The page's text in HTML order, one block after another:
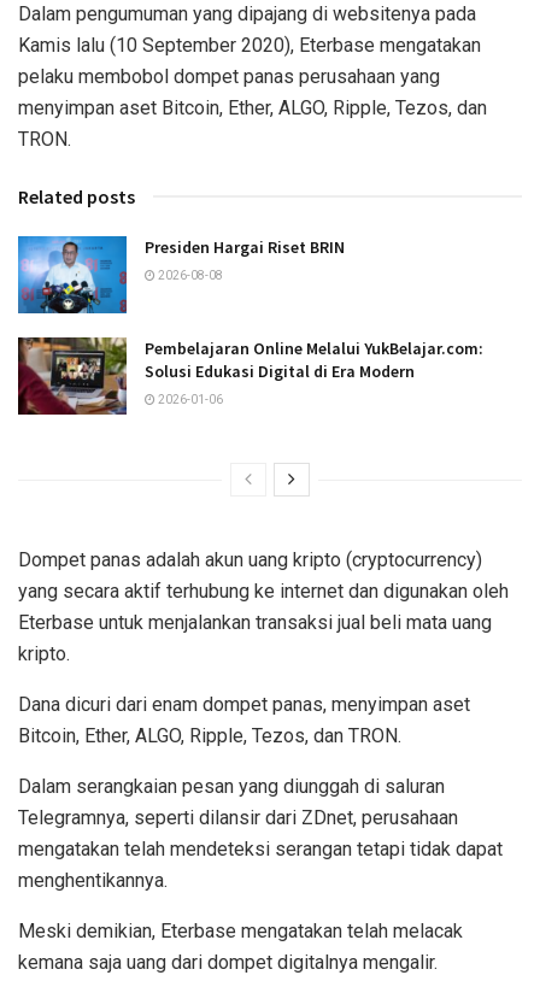
Dalam pengumuman yang dipajang di websitenya pada
Kamis lalu (10 September 2020), Eterbase mengatakan
pelaku membobol dompet panas perusahaan yang
menyimpan aset Bitcoin, Ether, ALGO, Ripple, Tezos, dan
TRON.
Related posts
Presiden Hargai Riset BRIN
2026-08-08
Pembelajaran Online Melalui YukBelajar.com:
Solusi Edukasi Digital di Era Modern
2026-01-06
Dompet panas adalah akun uang kripto (cryptocurrency)
yang secara aktif terhubung ke internet dan digunakan oleh
Eterbase untuk menjalankan transaksi jual beli mata uang
kripto.
Dana dicuri dari enam dompet panas, menyimpan aset
Bitcoin, Ether, ALGO, Ripple, Tezos, dan TRON.
Dalam serangkaian pesan yang diunggah di saluran
Telegramnya, seperti dilansir dari ZDnet, perusahaan
mengatakan telah mendeteksi serangan tetapi tidak dapat
menghentikannya.
Meski demikian, Eterbase mengatakan telah melacak
kemana saja uang dari dompet digitalnya mengalir.